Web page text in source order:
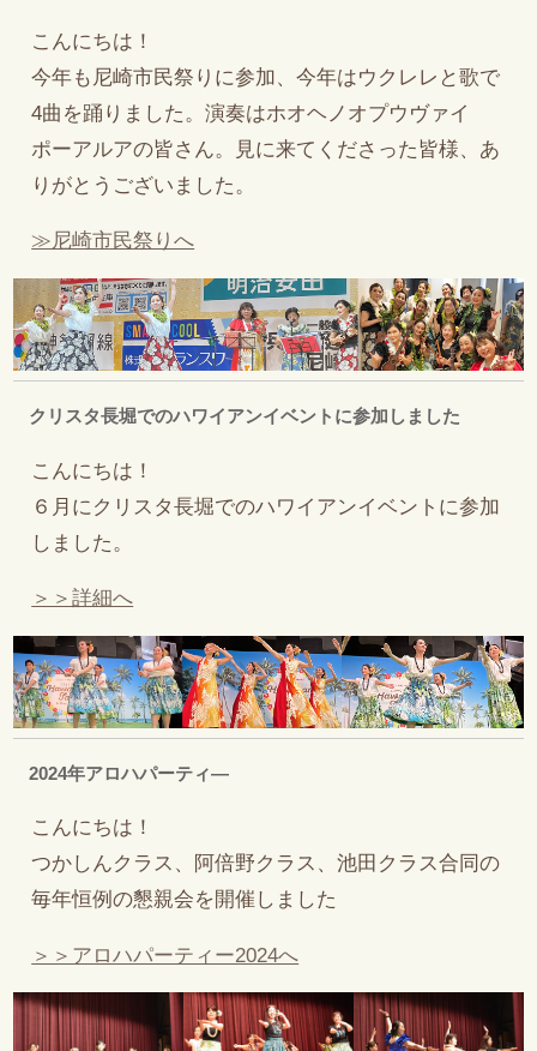
こんにちは！
今年も尼崎市民祭りに参加、今年はウクレレと歌で
4曲を踊りました。演奏はホオヘノオプウヴァイ
ポーアルアの皆さん。見に来てくださった皆様、あ
りがとうございました。
≫尼崎市民祭りへ
クリスタ長堀でのハワイアンイベントに参加しました
こんにちは！
６月にクリスタ長堀でのハワイアンイベントに参加
しました。
＞＞詳細へ
2024年アロハパーティ―
こんにちは！
つかしんクラス、阿倍野クラス、池田クラス合同の
毎年恒例の懇親会を開催しました
＞＞アロハパーティー2024へ